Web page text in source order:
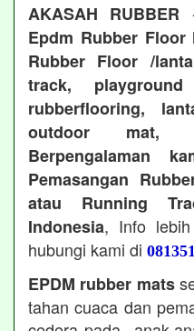
AKASAH RUBBER
Epdm Rubber
Rubber Floor /
track,
rubberflooring,
outdoor mat,
Berpengalaman
Pemasangan
atau Running
Indonesia, Info
hubungi kami di
EPDM rubber mats
tahan cuaca dan